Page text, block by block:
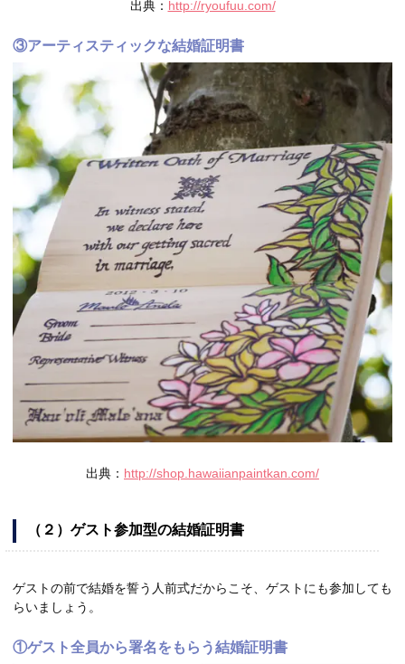
出典： http://ryoufuu.com/
③アーティスティックな結婚証明書
出典： http://shop.hawaiianpaintkan.com/
（２）ゲスト参加型の結婚証明書
ゲストの前で結婚を誓う人前式だからこそ、ゲストにも参加しても
らいましょう。
①ゲスト全員から署名をもらう結婚証明書